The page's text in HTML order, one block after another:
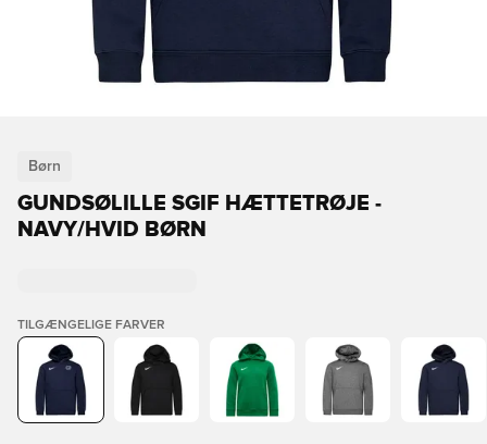
Børn
GUNDSØLILLE SGIF HÆTTETRØJE -
NAVY/HVID BØRN
TILGÆNGELIGE FARVER